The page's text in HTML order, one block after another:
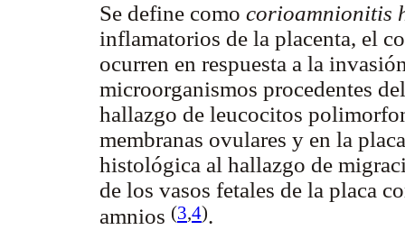
Se define como corioamnionitis
inflamatorios de la placenta, el
ocurren en respuesta a la
microorganismos procedentes
hallazgo de leucocitos
membranas ovulares y en la
histológica al hallazgo de
de los vasos fetales de la placa
amnios (3,4).